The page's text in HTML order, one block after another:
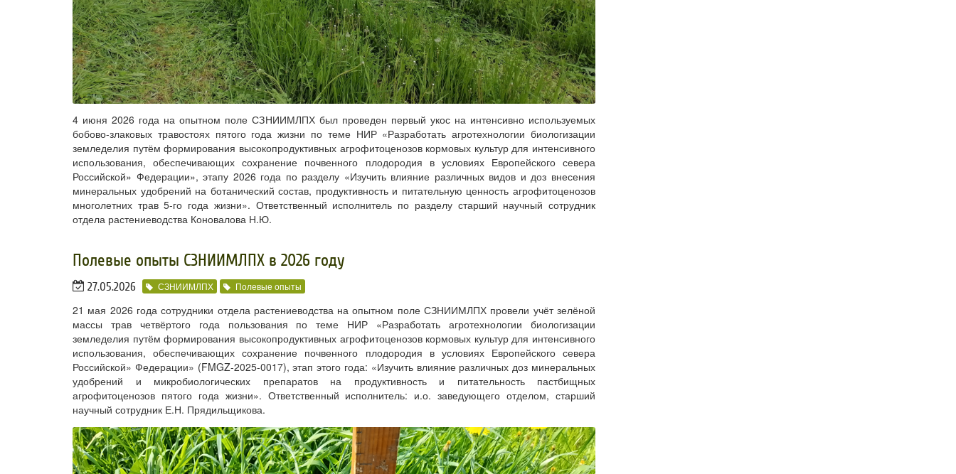
4 июня 2026 года на опытном поле СЗНИИМЛПХ был проведен первый укос на интенсивно используемых
бобово-злаковых травостоях пятого года жизни по теме НИР «Разработать агротехнологии биологизации
земледелия путём формирования высокопродуктивных агрофитоценозов кормовых культур для интенсивного
использования, обеспечивающих сохранение почвенного плодородия в условиях Европейского севера
Российской» Федерации», этапу 2026 года по разделу «Изучить влияние различных видов и доз внесения
минеральных удобрений на ботанический состав, продуктивность и питательную ценность агрофитоценозов
многолетних трав 5-го года жизни». Ответственный исполнитель по разделу старший научный сотрудник
отдела растениеводства Коновалова Н.Ю.
Полевые опыты СЗНИИМЛПХ в 2026 году
27.05.2026 СЗНИИМЛПХ Полевые опыты
21 мая 2026 года сотрудники отдела растениеводства на опытном поле СЗНИИМЛПХ провели учёт зелёной
массы трав четвёртого года пользования по теме НИР «Разработать агротехнологии биологизации
земледелия путём формирования высокопродуктивных агрофитоценозов кормовых культур для интенсивного
использования, обеспечивающих сохранение почвенного плодородия в условиях Европейского севера
Российской» Федерации» (FMGZ-2025-0017), этап этого года: «Изучить влияние различных доз минеральных
удобрений и микробиологических препаратов на продуктивность и питательность пастбищных
агрофитоценозов пятого года жизни». Ответственный исполнитель: и.о. заведующего отделом, старший
научный сотрудник Е.Н. Прядильщикова.